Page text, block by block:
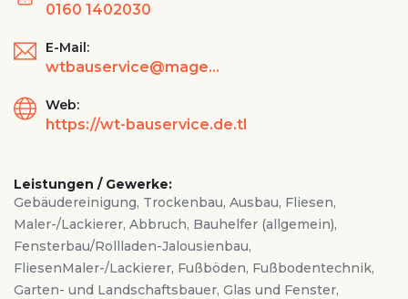
0160 1402030
E-Mail:
wtbauservice@magenta.de
Web:
https://wt-bauservice.de.tl
Leistungen / Gewerke:
Gebäudereinigung, Trockenbau, Ausbau, Fliesen,
Maler-/Lackierer, Abbruch, Bauhelfer (allgemein),
Fensterbau/Rollladen-Jalousienbau,
FliesenMaler-/Lackierer, Fußböden, Fußbodentechnik,
Garten- und Landschaftsbauer, Glas und Fenster,